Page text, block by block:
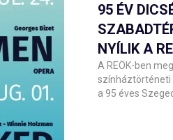
95 ÉV
NYÍLIK A
A REÖK-ben
színháztörténeti
a 95 éves
Játékok ünnepi
én 17:00-kor